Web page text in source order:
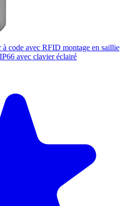
code avec RFID montage en saillie
avec clavier éclairé